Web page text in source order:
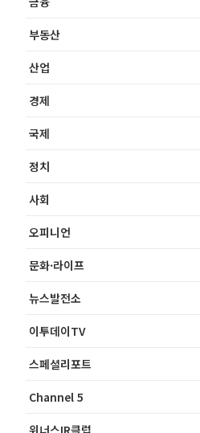
부동산
산업
경제
국제
정치
사회
오피니언
문화·라이프
뉴스발전소
이투데이TV
스페셜리포트
Channel 5
위너스IR클럽